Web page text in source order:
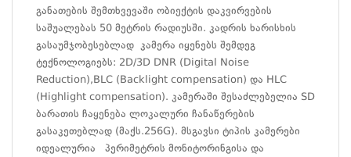
განათების შემთხვევაში ობიექტის დაკვირვების
საშუალებას 50 მეტრის რადიუსში. კადრის ხარისხის
გასაუმჯობესებლად კამერა იყენებს შემდეგ
ტექნოლოგიებს: 2D/3D DNR (Digital Noise
Reduction),BLC (Backlight compensation) და HLC
(Highlight compensation). კამერაში შესაძლებელია SD
ბარათის ჩაყენება ლოკალური ჩანაწერების
გასაკეთებლად (მაქს.256G). მსგავსი ტიპის კამერები
იდეალურია პერიმეტრის მონიტორინგისა და